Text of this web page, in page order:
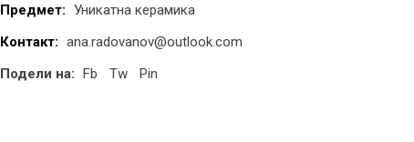
Предмет: Уникатна керамика
Контакт: ana.radovanov@outlook.com
Подели на: Fb Tw Pin